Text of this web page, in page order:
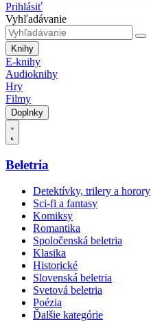
Prihlásiť
Vyhľadávanie
Knihy
E-knihy
Audioknihy
Hry
Filmy
Doplnky
Beletria
Detektívky, trilery a horory
Sci-fi a fantasy
Komiksy
Romantika
Spoločenská beletria
Klasika
Historické
Slovenská beletria
Svetová beletria
Poézia
Ďalšie kategórie